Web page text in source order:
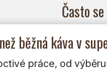
Často
běžná káva v
práce, od